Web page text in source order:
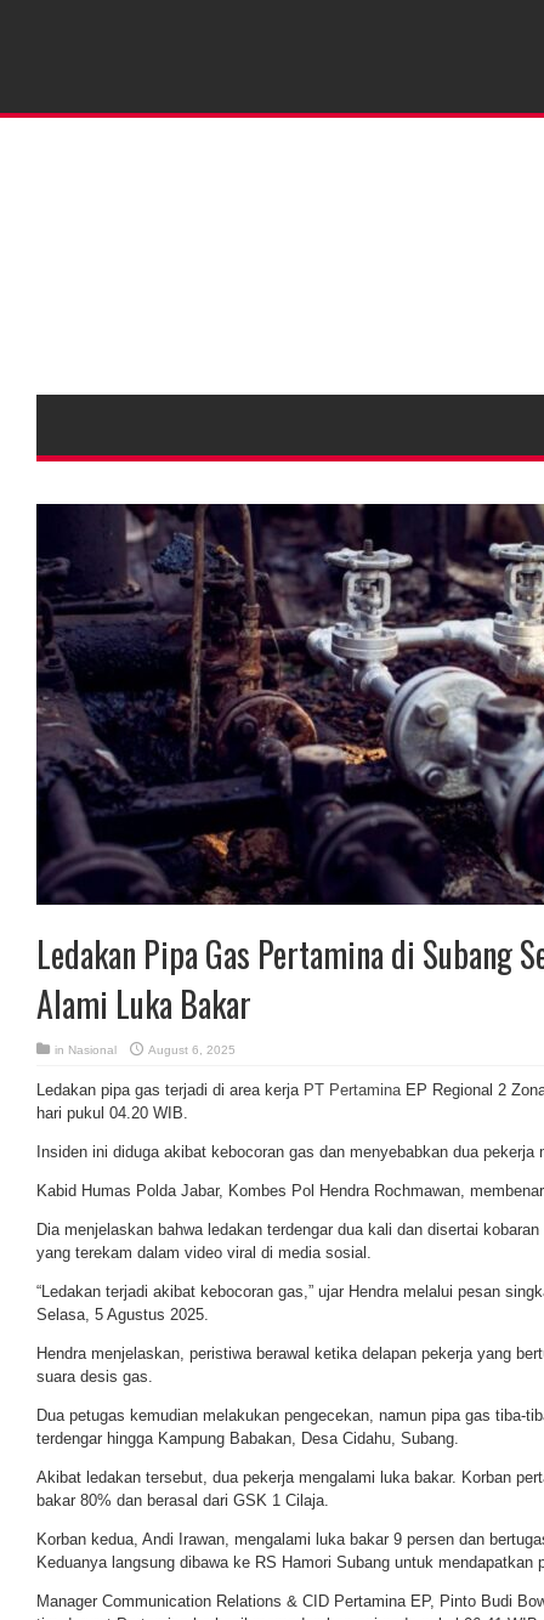
Ledakan Pipa Gas Pertamina di Subang
Alami Luka Bakar
in Nasional August 6, 2025
Ledakan pipa gas terjadi di area kerja PT PertaminaEP Regional 2
hari pukul 04.20 WIB.
Insiden ini diduga akibat kebocoran gas dan menyebabkan dua
Kabid Humas Polda Jabar, Kombes Pol Hendra Rochmawan,
Dia menjelaskan bahwa ledakan terdengar dua kali dan disertai
yang terekam dalam video viral di media sosial.
“Ledakan terjadi akibat kebocoran gas,” ujar Hendra melalui pesan
Selasa, 5 Agustus 2025.
Hendra menjelaskan, peristiwa berawal ketika delapan pekerja yang
suara desis gas.
Dua petugas kemudian melakukan pengecekan, namun pipa gas tiba-
terdengar hingga Kampung Babakan, Desa Cidahu, Subang.
Akibat ledakan tersebut, dua pekerja mengalami luka bakar. Korban
bakar 80% dan berasal dari GSK 1 Cilaja.
Korban kedua, Andi Irawan, mengalami luka bakar 9 persen dan
Keduanya langsung dibawa ke RS Hamori Subang untuk mendapatkan
Manager Communication Relations & CID Pertamina EP, Pinto Budi